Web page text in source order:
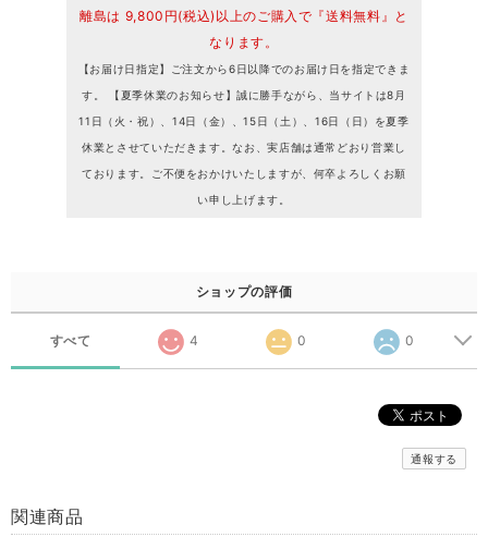
離島は 9,800円(税込)以上のご購入で『送料無料』と
なります。
【お届け日指定】ご注文から6日以降でのお届け日を指定できま
す。 【夏季休業のお知らせ】誠に勝手ながら、当サイトは8月
11日（火・祝）、14日（金）、15日（土）、16日（日）を夏季
休業とさせていただきます。なお、実店舗は通常どおり営業し
ております。ご不便をおかけいたしますが、何卒よろしくお願
い申し上げます。
ショップの評価
すべて 4 0 0
通報する
関連商品